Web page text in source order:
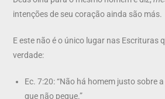
intenções de seu coração ainda são más.
E este não é o único lugar nas Escrituras
verdade:
Ec. 7:20: “Não há homem justo sobre
que não peque.”